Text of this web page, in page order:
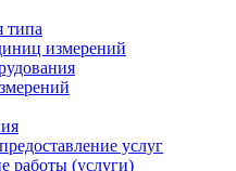
типа
измерений
услуг
работы (услуги)